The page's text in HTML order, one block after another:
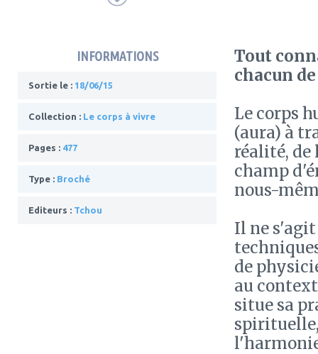
INFORMATIONS
Sortie le : 18/06/15
Collection : Le corps à vivre
Pages : 477
Type : Broché
Editeurs : Tchou
Tout
chacun
Le corps
(aura) à
réalité, de
champ
nous-
Il ne
de
au
situe sa